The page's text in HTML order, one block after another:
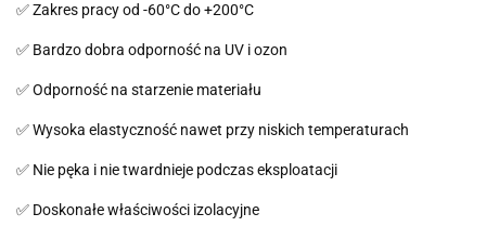
✅ Zakres pracy od -60°C do +200°C
✅ Bardzo dobra odporność na UV i ozon
✅ Odporność na starzenie materiału
✅ Wysoka elastyczność nawet przy niskich temperaturach
✅ Nie pęka i nie twardnieje podczas eksploatacji
✅ Doskonałe właściwości izolacyjne